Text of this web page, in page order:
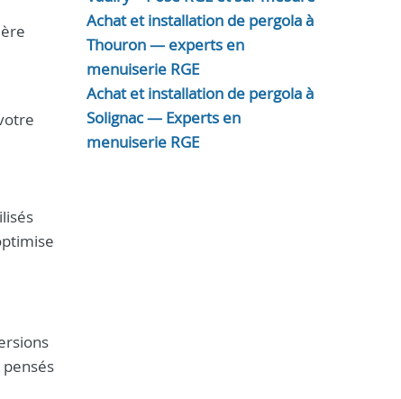
Achat et installation de pergola à
Thouron — experts en
menuiserie RGE
Achat et installation de pergola à
Solignac — Experts en
menuiserie RGE